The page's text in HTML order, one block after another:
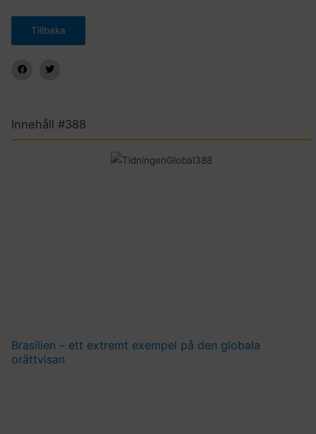
Innehåll #388
Brasilien – ett extremt exempel på den globala
orättvisan